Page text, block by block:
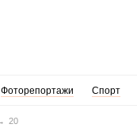
Фоторепортажи Спорт
20